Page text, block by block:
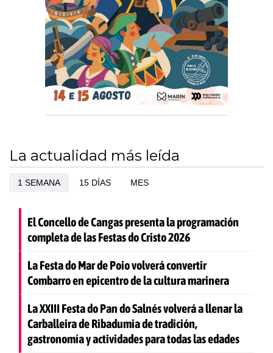
La actualidad más leída
1 SEMANA 15 DÍAS MES
El Concello de Cangas presenta la programación
completa de las Festas do Cristo 2026
La Festa do Mar de Poio volverá convertir
Combarro en epicentro de la cultura marinera
La XXIII Festa do Pan do Salnés volverá a llenar la
Carballeira de Ribadumia de tradición,
gastronomía y actividades para todas las edades